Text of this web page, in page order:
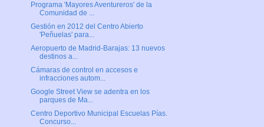
Programa 'Mayores Aventureros' de la
Comunidad de ...
Gestión en 2012 del Centro Abierto
'Peñuelas' para...
Aeropuerto de Madrid-Barajas: 13 nuevos
destinos a...
Cámaras de control en accesos e
infracciones autom...
Google Street View se adentra en los
parques de Ma...
Centro Deportivo Municipal Escuelas Pías.
Concurso...